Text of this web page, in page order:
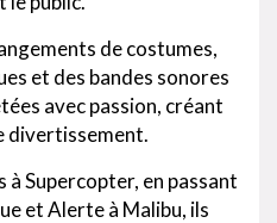
de costumes,
et des bandes sonores
avec passion, créant
divertissement.
à Supercopter, en passant
et Alerte à Malibu, ils